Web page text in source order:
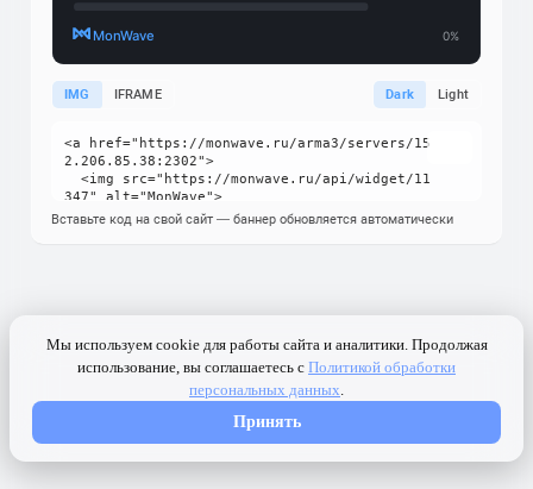
IMG IFRAME Dark Light
Вставьте код на свой сайт — баннер обновляется автоматически